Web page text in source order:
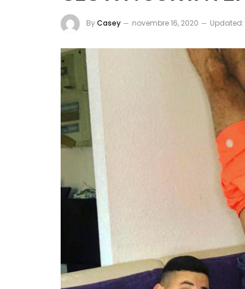
ByCasey novembre 16, 2020 Updated: